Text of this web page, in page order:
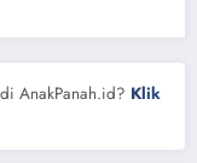
AnakPanah.id? Klik